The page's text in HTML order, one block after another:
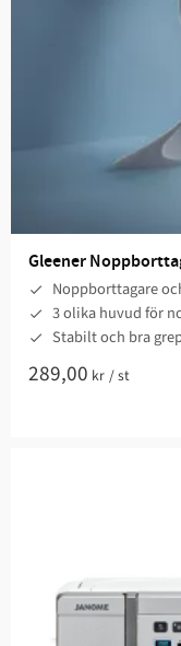
Gleener
Noppborttagare
3 olika huvud för
Stabilt och bra
289,00 kr /st